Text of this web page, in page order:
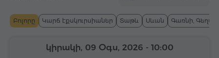
Բոլորը Կարճ էքսկուրսիաներ Տաթև Սևան Գառնի,
կիրակի, 09 Օգս, 2026 - 10:00